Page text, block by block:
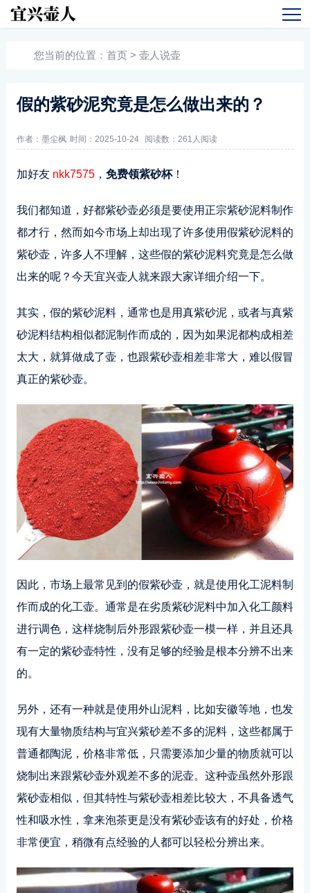
您当前的位置： 首页 > 壶人说壶
假的紫砂泥究竟是怎么做出来的？
作者：墨尘枫 时间：2025-10-24 阅读数： 261人阅读
加好友 nkk7575， 免费领紫砂杯！
我们都知道，好都紫砂壶必须是要使用正宗紫砂泥料制作
都才行，然而如今市场上却出现了许多使用假紫砂泥料的
紫砂壶，许多人不理解，这些假的紫砂泥料究竟是怎么做
出来的呢？今天宜兴壶人就来跟大家详细介绍一下。
其实，假的紫砂泥料，通常也是用真紫砂泥，或者与真紫
砂泥料结构相似都泥制作而成的，因为如果泥都构成相差
太大，就算做成了壶，也跟紫砂壶相差非常大，难以假冒
真正的紫砂壶。
因此，市场上最常见到的假紫砂壶，就是使用化工泥料制
作而成的化工壶。通常是在劣质紫砂泥料中加入化工颜料
进行调色，这样烧制后外形跟紫砂壶一模一样，并且还具
有一定的紫砂壶特性，没有足够的经验是根本分辨不出来
的。
另外，还有一种就是使用外山泥料，比如安徽等地，也发
现有大量物质结构与宜兴紫砂差不多的泥料，这些都属于
普通都陶泥，价格非常低，只需要添加少量的物质就可以
烧制出来跟紫砂壶外观差不多的泥壶。这种壶虽然外形跟
紫砂壶相似，但其特性与紫砂壶相差比较大，不具备透气
性和吸水性，拿来泡茶更是没有紫砂壶该有的好处，价格
非常便宜，稍微有点经验的人都可以轻松分辨出来。